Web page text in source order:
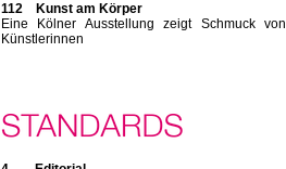
112 Kunst am Körper
Eine Kölner Ausstellung zeigt Schmuck von
Künstlerinnen